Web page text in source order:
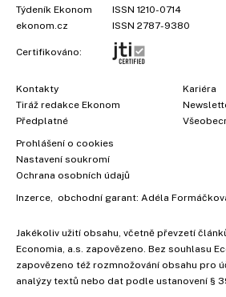
Týdeník Ekonom
ISSN 1210-0714
ekonom.cz
ISSN 2787-9380
Certifikováno:
Kontakty
Tiráž redakce Ekonom
Předplatné
Kariéra
Prohlášení o cookies
Nastavení soukromí
Ochrana osobních údajů
Inzerce , obchodní garant: Adéla
Jakékoliv užití obsahu, včetně převzetí
Economia, a.s. zapovězeno. Bez souhlasu
zapovězeno též rozmnožování obsahu pro
analýzy textů nebo dat podle ustanovení §